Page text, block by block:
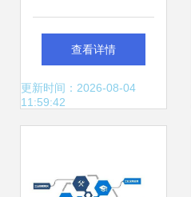
孤岛到智能服务的
演进之路
查看详情
更新时间：2026-08-04
11:59:42